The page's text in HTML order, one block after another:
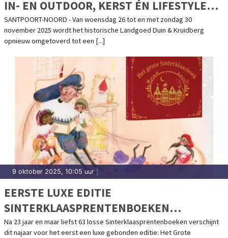
IN- EN OUTDOOR, KERST ÉN LIFESTYLE
FAIR VAN NEDERLAND
SANTPOORT-NOORD - Van woensdag 26 tot en met zondag 30
november 2025 wordt het historische Landgoed Duin & Kruidberg
opnieuw omgetoverd tot een [...]
9 oktober 2025, 10:05 uur
EERSTE LUXE EDITIE
SINTERKLAASPRENTENBOEKEN
GEBUNDELD
Na 23 jaar en maar liefst 63 losse Sinterklaasprentenboeken verschijnt
dit najaar voor het eerst een luxe gebonden editie: Het Grote